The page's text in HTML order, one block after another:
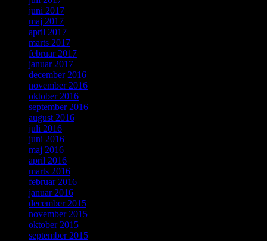
juni 2017
maj 2017
april 2017
marts 2017
februar 2017
januar 2017
december 2016
november 2016
oktober 2016
september 2016
august 2016
juli 2016
juni 2016
maj 2016
april 2016
marts 2016
februar 2016
januar 2016
december 2015
november 2015
oktober 2015
september 2015